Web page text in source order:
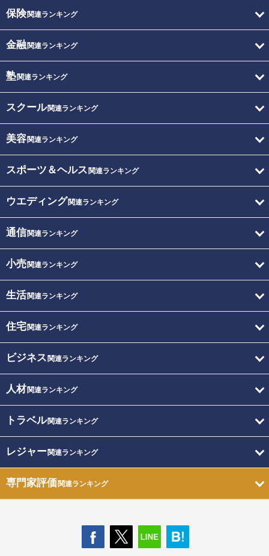
保険関連ランキング
金融関連ランキング
塾関連ランキング
スクール関連ランキング
美容関連ランキング
スポーツ＆ヘルス 関連ランキング
ウエディング関連ランキング
通信関連ランキング
小売関連ランキング
生活関連ランキング
住宅関連ランキング
ビジネス 関連ランキング
人材関連ランキング
トラベル関連ランキング
レジャー関連ランキング
専門家評価関連ランキング